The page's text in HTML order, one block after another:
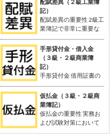
金」として資産に計上される。 立替金
は「立替金の請求権」として扱われ、
資産勘定に計上。 簿記の問題での立替
金 給与支給時に従業員に対する立替金
を相殺する処理が出題されることがあ
る。 立替金の処理について理解してお
くことが重要。 具体的な取引例 例：従
業員の頼みで、個人的な支出65,000円
を立て替え、現金で支払う。 仕訳： 借
方：立替金 65,000円 貸方：現金
関連する勘定科目として「前払金」が
使用される。 関連する用語：商品の仕
入れなど。 「前払金」の概念 契約や注
文が成立した際、手付金を支払うこと
が一般的。 支払った時点では品物の受
け取りが確定していないため、「一時
的に相手に預けているお金」として扱
う。 支払った金額は資産勘定に計上さ
れ、将来的に商品を受け取る権利を持
つと考えられる。 「前払金」の特性 仕
入れや費用として確定しているわけで
はない。 目的の品物が手に入らなけれ
ば、支払った金額を返金してもらうこ
ともある。 「前渡金」という用語も同
義で使用されることがある。 取引例
配賦差異（２級工業簿
記）
配賦差異の重要性 2級工
業簿記で非常に重要な
概念。 製造間接費を予
定配賦や標準原価計算で計算する際に
生じる差異。 試験対策として配賦差異
の理解は必須。 配賦差異の定義 配賦差
異は、製造間接費の予定配賦額（正常
配賦額）と実際発生額との差額。 この
差異の把握は、原価管理やコスト管理
において重要。 関連用語 「実際配
賦」、「予定配賦率」、「製造間接
費」、「部門費」など。 配賦差異には
「予算差異」と「操業度差異」の2種
類がある。 配賦差異の計算方法 予定
手形貸付金・借入金
（３級・２級商業簿
記）
手形貸付金 借用証書の
代わりに約束手形を使
って行われる貸付債権。 資産に分類さ
れる。 手形を使わない場合は、「貸付
金」 手形借入金 借用証書の代わりに約
束手形を使って行われる借入債務。 負
債に分類される。 手形を使わない場合
仮払金（３級・２級商
業簿記）
仮払金の重要性 実務お
よび試験対策において
重要な科目。 簿記3級以